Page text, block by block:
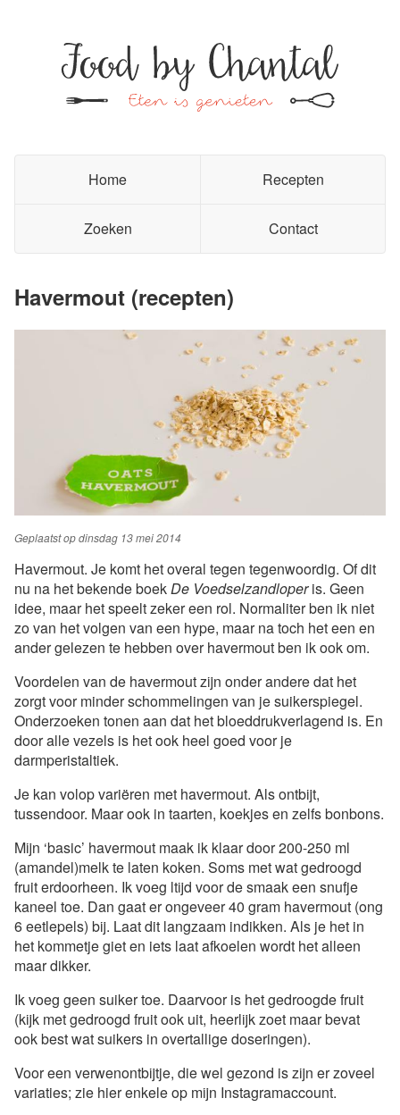
Home Recepten
Zoeken Contact
Havermout (recepten)
Geplaatst opdinsdag 13 mei 2014
Havermout. Je komt het overal tegen tegenwoordig. Of dit
nu na het bekende boekDe Voedselzandloperis. Geen
idee, maar het speelt zeker een rol. Normaliter ben ik niet
zo van het volgen van een hype, maar na toch het een en
ander gelezen te hebben over havermout ben ik ook om.
Voordelen van de havermout zijn onder andere dat het
zorgt voor minder schommelingen van je suikerspiegel.
Onderzoeken tonen aan dat het bloeddrukverlagend is. En
door alle vezels is het ook heel goed voor je
darmperistaltiek.
Je kan volop variëren met havermout. Als ontbijt,
tussendoor. Maar ook in taarten, koekjes en zelfs bonbons.
Mijn ‘basic’ havermout maak ik klaar door 200-250 ml
(amandel)melk te laten koken. Soms met wat gedroogd
fruit erdoorheen. Ik voeg ltijd voor de smaak een snufje
kaneel toe. Dan gaat er ongeveer 40 gram havermout (ong
6 eetlepels) bij. Laat dit langzaam indikken. Als je het in
het kommetje giet en iets laat afkoelen wordt het alleen
maar dikker.
Ik voeg geen suiker toe. Daarvoor is het gedroogde fruit
(kijk met gedroogd fruit ook uit, heerlijk zoet maar bevat
ook best wat suikers in overtallige doseringen).
Voor een verwenontbijtje, die wel gezond is zijn er zoveel
variaties; zie hier enkele op mijn Instagramaccount.